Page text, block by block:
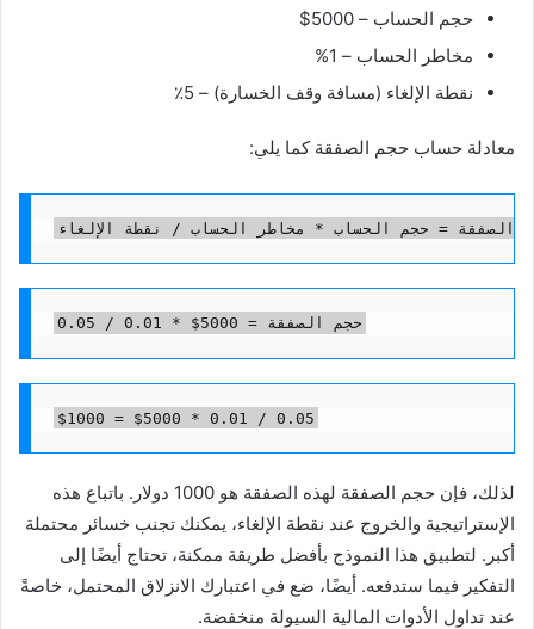
حجم الحساب – 5000$
مخاطر الحساب – 1%
نقطة الإلغاء (مسافة وقف الخسارة) – 5٪
معادلة حساب حجم الصفقة كما يلي:
الصفقة = حجم الحساب * مخاطر الحساب / نقطة الإلغاء
حجم الصفقة = 5000$ * 0.01 / 0.05
$1000 = $5000 * 0.01 / 0.05
لذلك، فإن حجم الصفقة لهذه الصفقة هو 1000 دولار. باتباع هذه
الإستراتيجية والخروج عند نقطة الإلغاء، يمكنك تجنب خسائر محتملة
أكبر. لتطبيق هذا النموذج بأفضل طريقة ممكنة، تحتاج أيضًا إلى
التفكير فيما ستدفعه. أيضًا، ضع في اعتبارك الانزلاق المحتمل، خاصةً
عند تداول الأدوات المالية السيولة منخفضة.